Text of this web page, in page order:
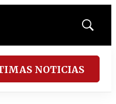
Mostrar
NOTICIAS